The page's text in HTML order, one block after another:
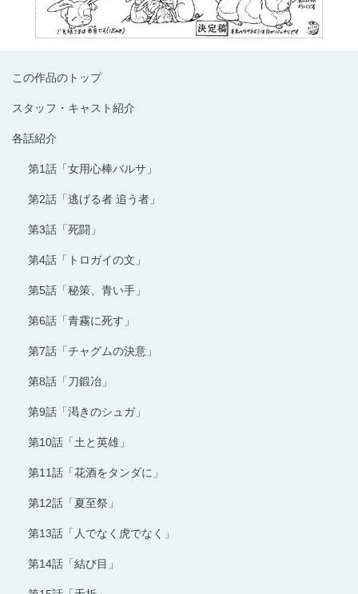
この作品のトップ
スタッフ・キャスト紹介
各話紹介
第1話「女用心棒バルサ」
第2話「逃げる者 追う者」
第3話「死闘」
第4話「トロガイの文」
第5話「秘策、青い手」
第6話「青霧に死す」
第7話「チャグムの決意」
第8話「刀鍛冶」
第9話「渇きのシュガ」
第10話「土と英雄」
第11話「花酒をタンダに」
第12話「夏至祭」
第13話「人でなく虎でなく」
第14話「結び目」